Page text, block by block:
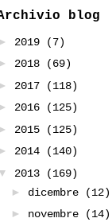
blog
► 2019
(7)
► 2018
(69)
► 2017
(118)
► 2016
(125)
► 2015
(125)
► 2014
(140)
▼ 2013
(169)
► dicembre
(12)
► novembre
(14)